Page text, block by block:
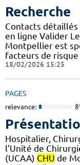
Recherche
Contacts détaillés
en ligne Valider
Montpellier est
facteurs de
18/02/2026 15:25
PAGES
relevance:
Hospitalier,
l’Unité de
(UCAA) CHU de